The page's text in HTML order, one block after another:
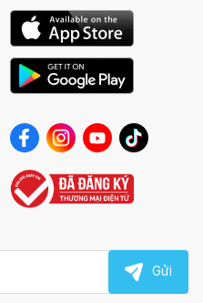
lạnh trực tiếp lên bề mặt
mặt gỗ ngay khi bị bẩn.
tôi khuyến nghị nên
và làm mới ít nhất 6 tháng
nhau về vân gỗ hoặc
ảnh hưởng đến chất lượng
Gửi